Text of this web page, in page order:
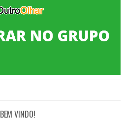
BEM VINDO!